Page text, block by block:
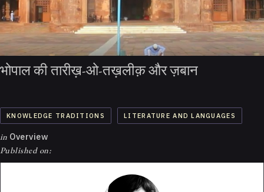
भोपाल की तारीख़-ओ-तख़लीक़ और ज़बान
KNOWLEDGE TRADITIONS LITERATURE AND LANGUAGES
in Overview
Published on: